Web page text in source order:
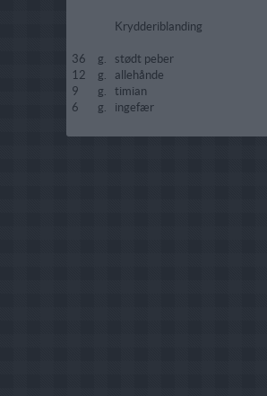
Krydderiblanding
36 g.
stødt peber
12
g.
allehånde
9
g.
timian
6
g. ingefær